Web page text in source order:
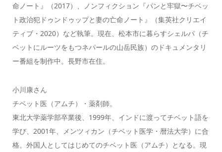
命ノート』（2017）、ノンフィクション『パンと牢獄〜チベッ
ト政治犯ドゥンドゥップと妻の亡命ノート』（集英社クリエイ
ティブ・2020）など執筆。現在、松本市に暮らすシェルパ（チ
ベットにルーツをもつネパールの山岳民族）のドキュメンタリ
ー番組を制作中。長野市在住。
小川康さん
チベット医（アムチ）・薬剤師。
東北大学薬学部卒業後、1999年、インドに渡ってチベット語を
学び、2001年、メンツィカン（チベット医学・暦法大学）に合
格。外国人としてはじめてのチベット医（アムチ）となる。現